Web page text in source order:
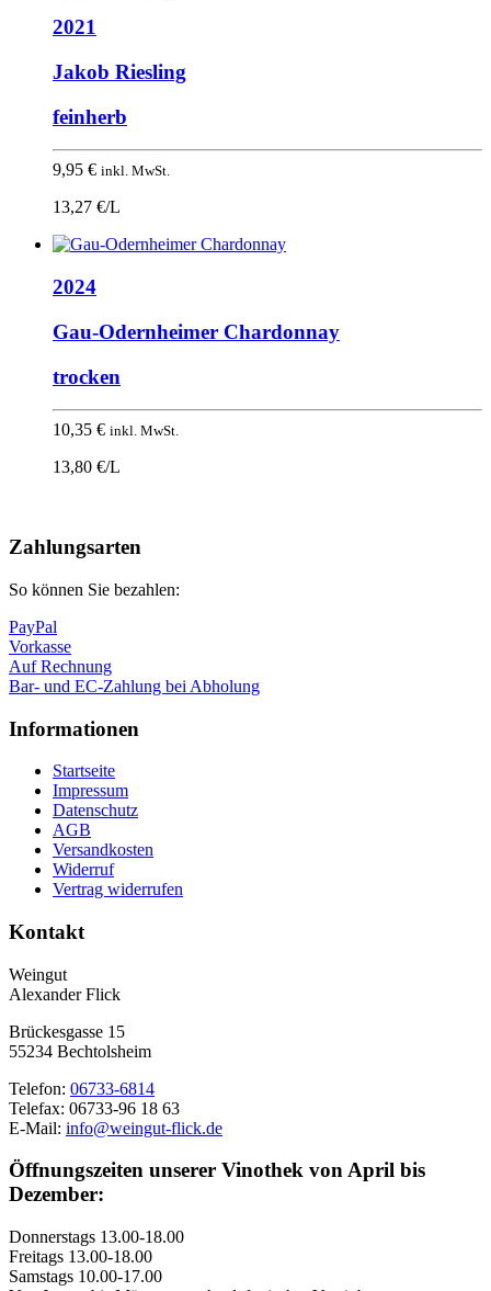
2021
Jakob Riesling
feinherb
9,95 € inkl. MwSt.
13,27 €/L
2024
Gau-Odernheimer Chardonnay
trocken
10,35 € inkl. MwSt.
13,80 €/L
oben
Zahlungsarten
So können Sie bezahlen:
PayPal
Vorkasse
Auf Rechnung
Bar- und EC-Zahlung bei Abholung
Informationen
Startseite
Impressum
Datenschutz
AGB
Versandkosten
Widerruf
Vertrag widerrufen
Kontakt
Weingut
Alexander Flick
Brückesgasse 15
55234 Bechtolsheim
Telefon: 06733-6814
Telefax: 06733-96 18 63
E-Mail: info@weingut-flick.de
Öffnungszeiten unserer Vinothek von April bis
Dezember:
Donnerstags 13.00-18.00
Freitags 13.00-18.00
Samstags 10.00-17.00